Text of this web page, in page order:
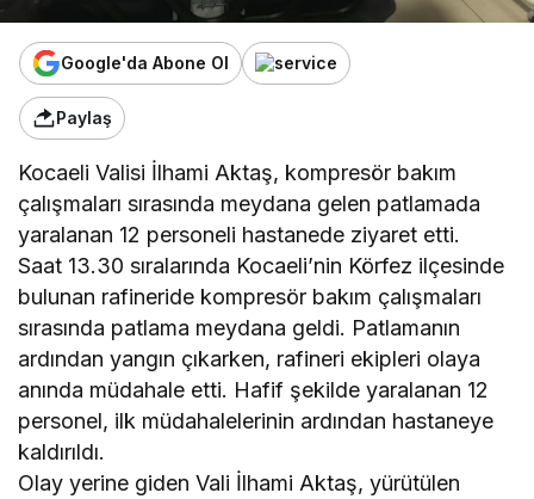
Google'da Abone Ol
Paylaş
Kocaeli Valisi İlhami Aktaş, kompresör bakım
çalışmaları sırasında meydana gelen patlamada
yaralanan 12 personeli hastanede ziyaret etti.
Saat 13.30 sıralarında Kocaeli’nin Körfez ilçesinde
bulunan rafineride kompresör bakım çalışmaları
sırasında patlama meydana geldi. Patlamanın
ardından yangın çıkarken, rafineri ekipleri olaya
anında müdahale etti. Hafif şekilde yaralanan 12
personel, ilk müdahalelerinin ardından hastaneye
kaldırıldı.
Olay yerine giden Vali İlhami Aktaş, yürütülen